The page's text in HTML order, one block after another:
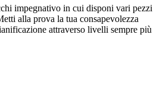
impegnativo in cui disponi vari pezzi
alla prova la tua consapevolezza
attraverso livelli sempre più